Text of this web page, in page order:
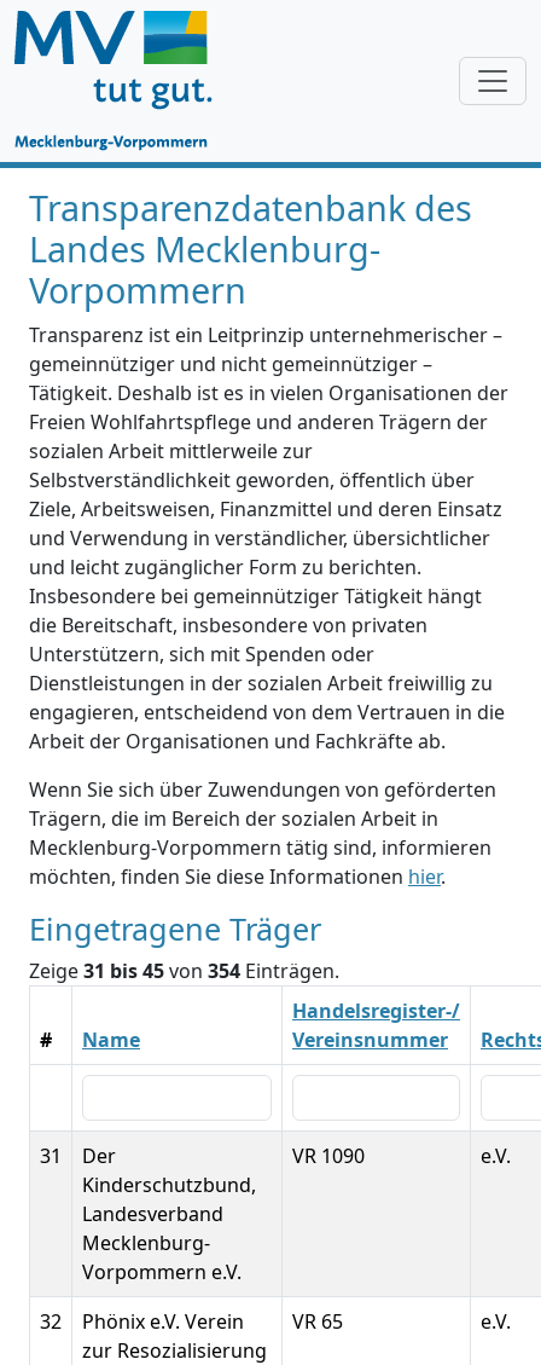
Transparenzdatenbank des
Landes Mecklenburg-
Vorpommern
Transparenz ist ein Leitprinzip unternehmerischer –
gemeinnütziger und nicht gemeinnütziger –
Tätigkeit. Deshalb ist es in vielen Organisationen der
Freien Wohlfahrtspflege und anderen Trägern der
sozialen Arbeit mittlerweile zur
Selbstverständlichkeit geworden, öffentlich über
Ziele, Arbeitsweisen, Finanzmittel und deren Einsatz
und Verwendung in verständlicher, übersichtlicher
und leicht zugänglicher Form zu berichten.
Insbesondere bei gemeinnütziger Tätigkeit hängt
die Bereitschaft, insbesondere von privaten
Unterstützern, sich mit Spenden oder
Dienstleistungen in der sozialen Arbeit freiwillig zu
engagieren, entscheidend von dem Vertrauen in die
Arbeit der Organisationen und Fachkräfte ab.
Wenn Sie sich über Zuwendungen von geförderten
Trägern, die im Bereich der sozialen Arbeit in
Mecklenburg-Vorpommern tätig sind, informieren
möchten, finden Sie diese Informationen hier.
Eingetragene Träger
Zeige31 bis 45von 354 Einträgen.
# Name
Handelsregister-/
Vereinsnummer
31
Der
Kinderschutzbund,
Landesverband
Mecklenburg-
Vorpommern e.V.
VR 1090 e.V.
32
Phönix e.V. Verein
zur Resozialisierung
VR 65 e.V.